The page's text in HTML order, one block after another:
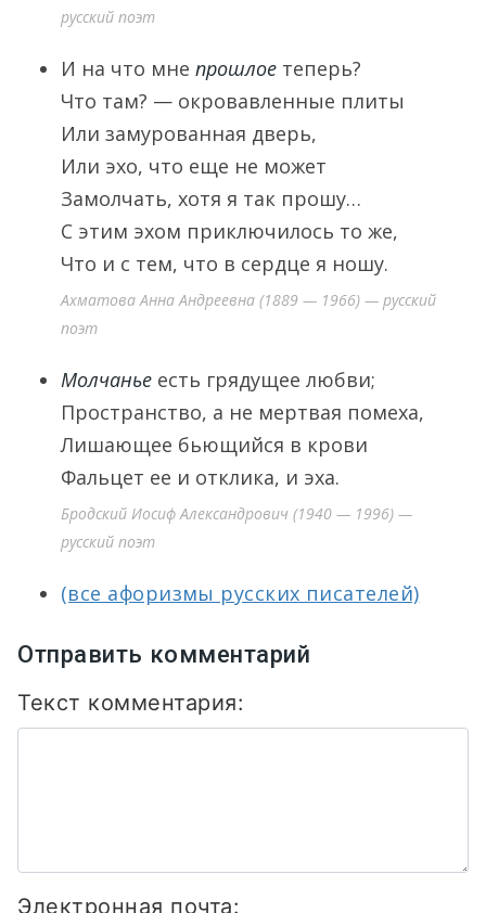
русский поэт
И на что мне прошлое теперь?
Что там? — окровавленные плиты
Или замурованная дверь,
Или эхо, что еще не может
Замолчать, хотя я так прошу…
С этим эхом приключилось то же,
Что и с тем, что в сердце я ношу.
Ахматова Анна Андреевна (1889 — 1966) — русский
поэт
Молчанье есть грядущее любви;
Пространство, а не мертвая помеха,
Лишающее бьющийся в крови
Фальцет ее и отклика, и эха.
Бродский Иосиф Александрович (1940 — 1996) —
русский поэт
(все афоризмы русских писателей)
Отправить комментарий
Текст комментария:
Электронная почта: